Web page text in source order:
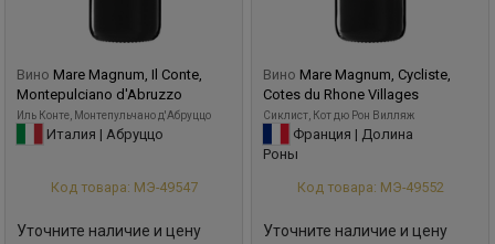
Вино Mare Magnum, Il Conte,
Montepulciano d'Abruzzo
Иль Конте, Монтепульчано д'Абруццо
Италия | Абруццо
Код товара: МЭ-49547
Уточните наличие и цену
Вино Mare Magnum, Cycliste,
Cotes du Rhone Villages
Сиклист, Кот дю Рон Вилляж
Франция | Долина
Роны
Код товара: МЭ-49552
Уточните наличие и цену